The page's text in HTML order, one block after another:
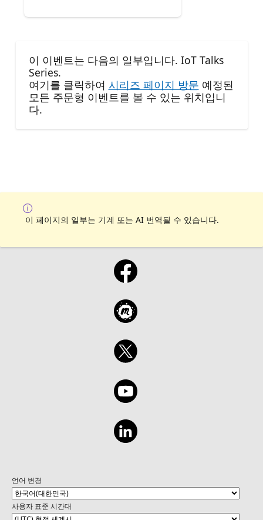
이 이벤트는 다음의 일부입니다. IoT Talks
Series.
여기를 클릭하여 시리즈 페이지 방문 예정된
모든 주문형 이벤트를 볼 수 있는 위치입니
다.
이 페이지의 일부는 기계 또는 AI 번역될 수 있습니다.
언어 변경
사용자 표준 시간대